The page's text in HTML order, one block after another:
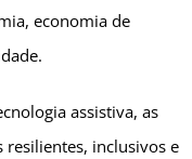
economia de
assistiva, as
inclusivos e